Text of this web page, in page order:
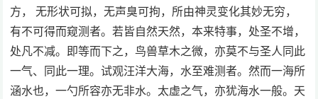
方， 无形状可拟，无声臭可拘，所由神灵变化其妙无穷，
有不可得而窥测者。若皆自然天然，本来特事，处圣不增，
处凡不减。即等而下之，鸟兽草木之微，亦莫不与圣人同此
一气、同此一理。试观汪洋大海，水至难测者。然而一海所
涵水也，一勺所容亦无非水。太虚之气，亦犹海水一般。天